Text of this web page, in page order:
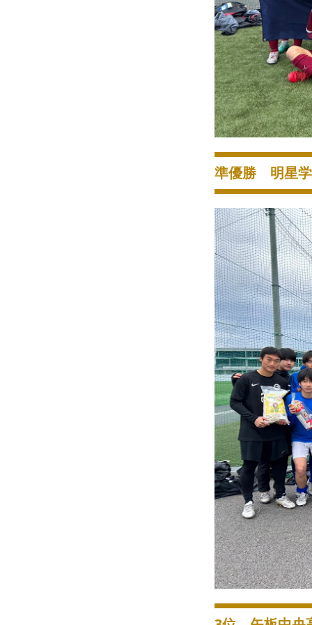
準優勝 明星